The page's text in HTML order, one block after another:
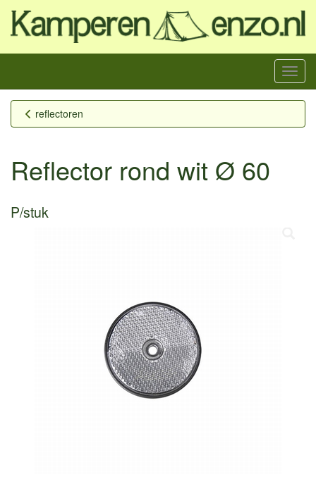
Menu
reflectoren
Reflector rond wit Ø 60
P/stuk